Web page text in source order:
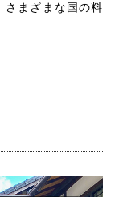
さまざまな国の料